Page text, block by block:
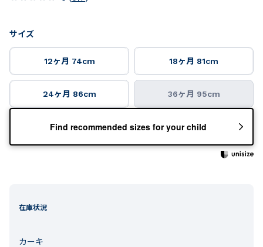
サイズ
12ヶ月 74cm 18ヶ月 81cm
24ヶ月 86cm 36ヶ月 95cm
Find recommended sizes for your child
在庫状況
カーキ